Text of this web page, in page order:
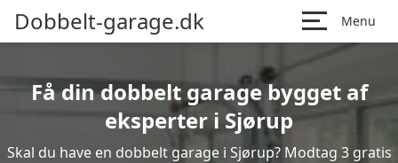
Dobbelt-garage.dk Menu
Få din dobbelt garage bygget af
eksperter i Sjørup
Skal du have en dobbelt garage i Sjørup? Modtag 3 gratis